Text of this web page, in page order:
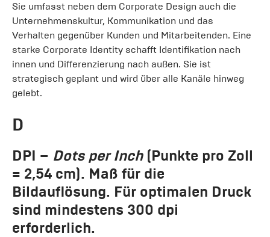
Sie umfasst neben dem Corporate Design auch die
Unternehmenskultur, Kommunikation und das
Verhalten gegenüber Kunden und Mitarbeitenden. Eine
starke Corporate Identity schafft Identifikation nach
innen und Differenzierung nach außen. Sie ist
strategisch geplant und wird über alle Kanäle hinweg
gelebt.
D
DPI – Dots per Inch(Punkte pro Zoll
= 2,54 cm). Maß für die
Bildauflösung. Für optimalen Druck
sind mindestens 300 dpi
erforderlich.